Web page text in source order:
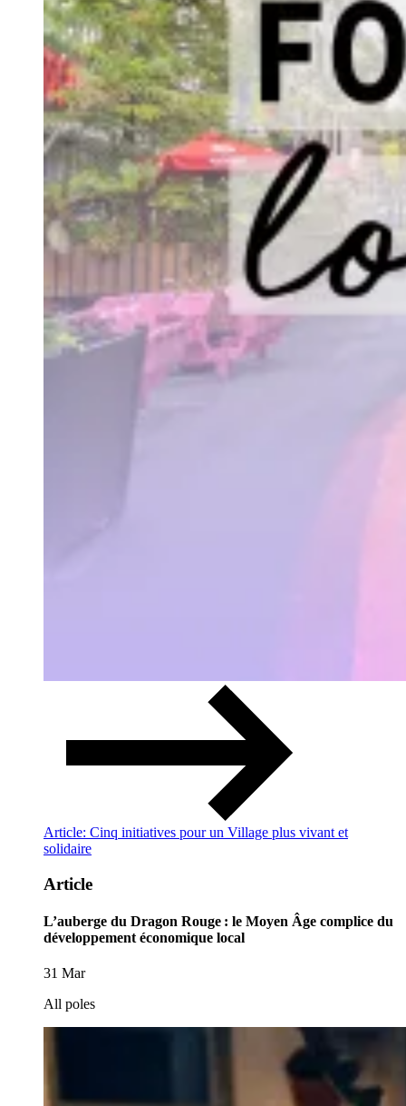
Article: Cinq initiatives pour un Village plus vivant et
solidaire
Article
L’auberge du Dragon Rouge : le Moyen Âge complice du
développement économique local
31 Mar
All poles